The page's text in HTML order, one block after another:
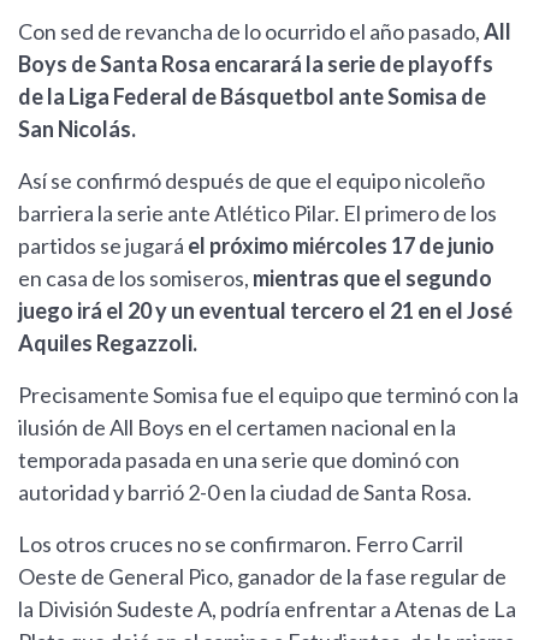
Con sed de revancha de lo ocurrido el año pasado,All
Boys de Santa Rosa encarará la serie de playoffs
de la Liga Federal de Básquetbol ante Somisa de
San Nicolás.
Así se confirmó después de que el equipo nicoleño
barriera la serie ante Atlético Pilar. El primero de los
partidos se jugará el próximo miércoles 17 de junio
en casa de los somiseros, mientras que el segundo
juego irá el 20 y un eventual tercero el 21 en el José
Aquiles Regazzoli.
Precisamente Somisa fue el equipo que terminó con la
ilusión de All Boys en el certamen nacional en la
temporada pasada en una serie que dominó con
autoridad y barrió 2-0 en la ciudad de Santa Rosa.
Los otros cruces no se confirmaron. Ferro Carril
Oeste de General Pico, ganador de la fase regular de
la División Sudeste A, podría enfrentar a Atenas de La